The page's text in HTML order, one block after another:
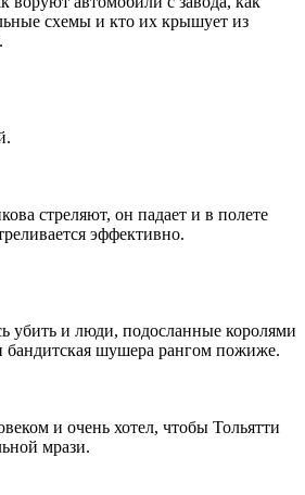
схемы и кто их крышует из
стреляют, он падает и в полете
эффективно.
убить и люди, подосланные королями
бандитская шушера рангом пожиже.
и очень хотел, чтобы Тольятти
мрази.